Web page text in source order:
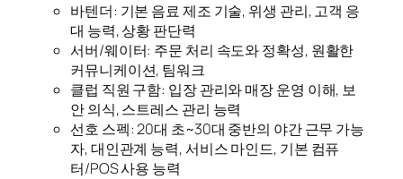
바텐더: 기본 음료 제조 기술, 위생 관리, 고객 응
대 능력, 상황 판단력
서버/웨이터: 주문 처리 속도와 정확성, 원활한
커뮤니케이션, 팀워크
클럽 직원 구함: 입장 관리와 매장 운영 이해, 보
안 의식, 스트레스 관리 능력
선호 스펙: 20대 초~30대 중반의 야간 근무 가능
자, 대인관계 능력, 서비스 마인드, 기본 컴퓨
터/POS 사용 능력